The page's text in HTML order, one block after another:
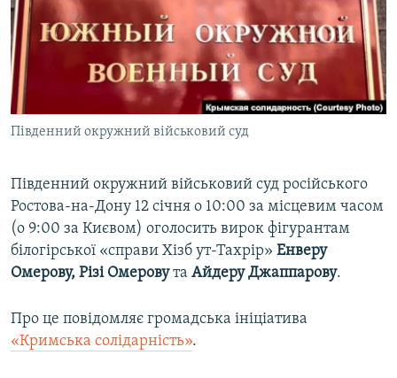
ДЕПОРТАЦІЯ
ВІДЕОУРОКИ «ELIFBE»
СВІДЧЕННЯ ОКУПАЦІЇ
УКРАЇНСЬКА ПРОБЛЕМА КРИМУ
ІНФОГРАФІКА
ЯК ОБІЙТИ БЛОКУВАННЯ
Русский
Qırımtatar
ДОЛУЧАЙСЯ!
Усі сайти RFE/RL
Південний окружний військовий суд
Південний окружний військовий суд російського
Ростова-на-Дону 12 січня о 10:00 за місцевим часом
(о 9:00 за Києвом) оголосить вирок фігурантам
білогірської «справи Хізб ут-Тахрір» Енверу
Омерову, Різі Омеровута Айдеру Джаппарову.
Про це повідомляє громадська ініціатива
«Кримська солідарність».